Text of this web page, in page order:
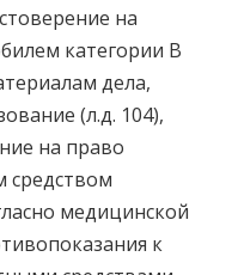
на
категории В
дела,
(л.д. 104),
на право
средством
медицинской
к